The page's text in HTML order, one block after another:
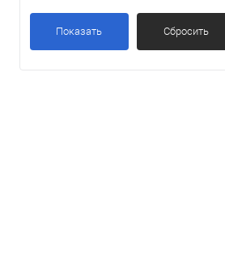
Показать Сбросить